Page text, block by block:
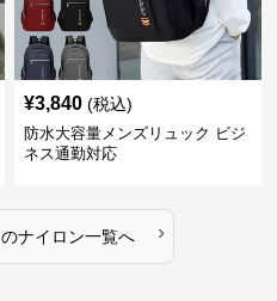
¥3,840 (税込)
防水大容量メンズリュック ビジ
ネス通勤対応
のナイロン一覧へ ›